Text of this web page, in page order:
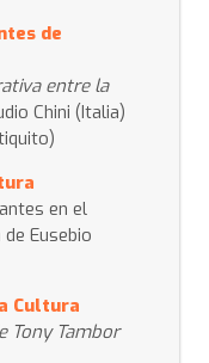
de
entre la
Chini (Italia)
en el
Eusebio
Cultura
Tony Tambor